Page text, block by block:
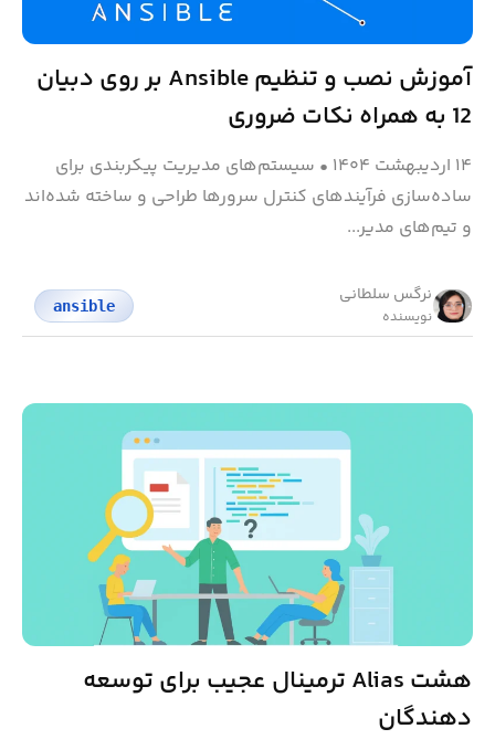
آموزش نصب و تنظیم Ansible بر روی دبیان
12 به همراه نکات ضروری
۱۴ اردیبهشت ۱۴۰۴ • سیستم‌های مدیریت پیکربندی برای
ساده‌سازی فرآیندهای کنترل سرورها طراحی و ساخته شده‌اند
و تیم‌های مدیر...
نرگس سلطانی
نویسنده
ansible
هشت Alias ترمینال عجیب برای توسعه‌
دهندگان